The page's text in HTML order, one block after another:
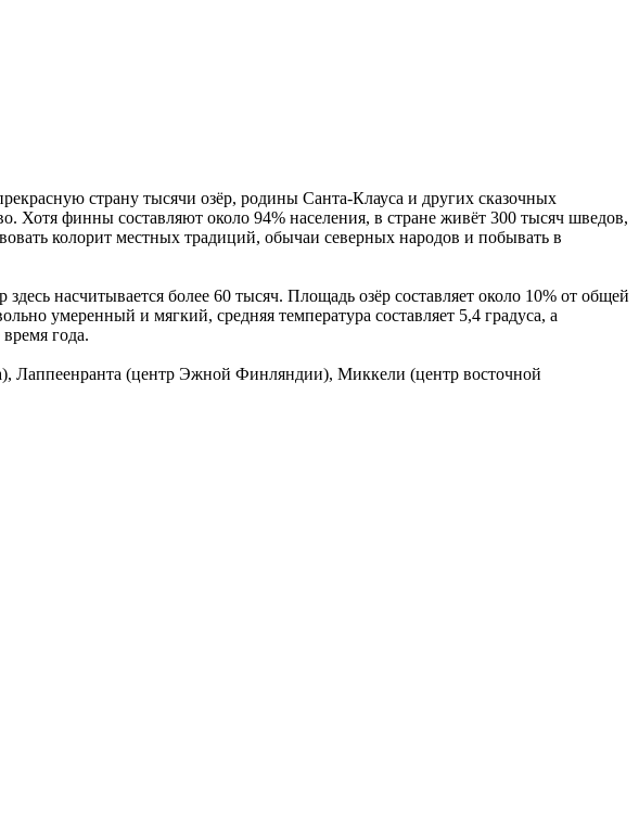
страну тысячи озёр, родины Санта-Клауса и других сказочных
Хотя финны составляют около 94% населения, в стране живёт 300 тысяч шведов,
колорит местных традиций, обычаи северных народов и побывать в
насчитывается более 60 тысяч. Площадь озёр составляет около 10% от общей
умеренный и мягкий, средняя температура составляет 5,4 градуса, а
года.
Лаппеенранта (центр Эжной Финляндии), Миккели (центр восточной